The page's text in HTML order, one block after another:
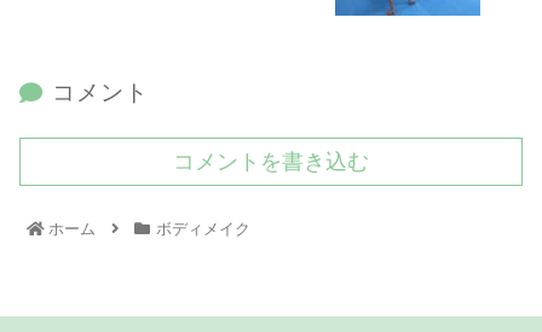
コメント
コメントを書き込む
ホーム ボディメイク